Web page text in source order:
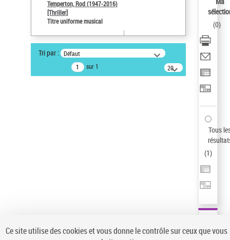
Type de notice d'autorité
Type de notice d'autorité
Temperton, Rod (1947-2016)
[Thriller]
Titre uniforme musical
Tri par : Défaut
sur 1
20
résultats/page
(0)
Tous
(1)
Ce site utilise des cookies et vous donne le contrôle sur ceux que vous